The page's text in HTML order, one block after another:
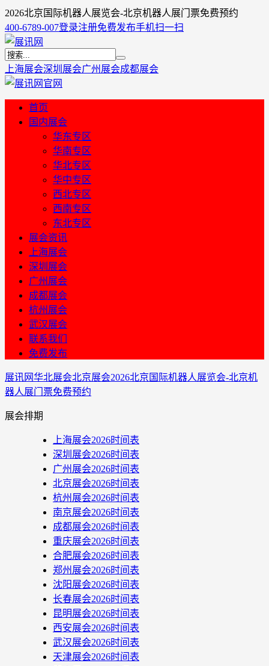
2026北京国际机器人展览会-北京机器人展门票免费预约
400-6789-007登录注册免费发布手机扫一扫
上海展会深圳展会广州展会成都展会
首页
国内展会
华东专区
华南专区
华北专区
华中专区
西北专区
西南专区
东北专区
展会资讯
上海展会
深圳展会
广州展会
成都展会
杭州展会
武汉展会
联系我们
免费发布
展讯网华北展会北京展会2026北京国际机器人展览会-北京机
器人展门票免费预约
展会排期
上海展会2026时间表
深圳展会2026时间表
广州展会2026时间表
北京展会2026时间表
杭州展会2026时间表
南京展会2026时间表
成都展会2026时间表
重庆展会2026时间表
合肥展会2026时间表
郑州展会2026时间表
沈阳展会2026时间表
长春展会2026时间表
昆明展会2026时间表
西安展会2026时间表
武汉展会2026时间表
天津展会2026时间表